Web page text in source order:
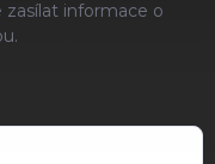
informace o